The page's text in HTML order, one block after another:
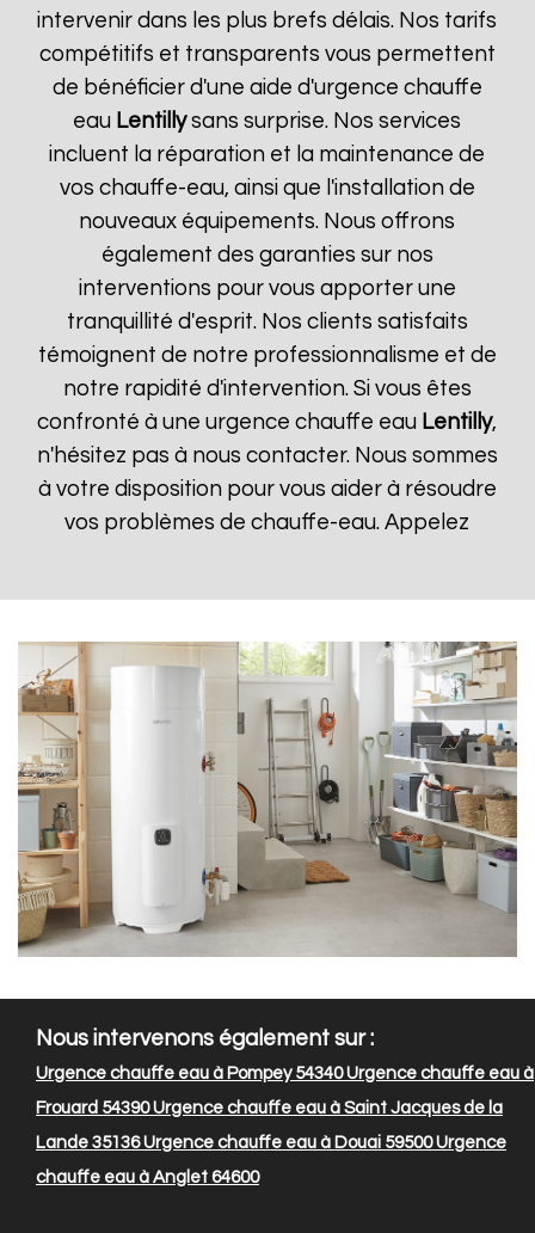
intervenir dans les plus brefs délais. Nos tarifs
compétitifs et transparents vous permettent
de bénéficier d'une aide d'urgence chauffe
eau Lentillysans surprise. Nos services
incluent la réparation et la maintenance de
vos chauffe-eau, ainsi que l'installation de
nouveaux équipements. Nous offrons
également des garanties sur nos
interventions pour vous apporter une
tranquillité d'esprit. Nos clients satisfaits
témoignent de notre professionnalisme et de
notre rapidité d'intervention. Si vous êtes
confronté à une urgence chauffe eau Lentilly,
n'hésitez pas à nous contacter. Nous sommes
à votre disposition pour vous aider à résoudre
vos problèmes de chauffe-eau. Appelez
Nous intervenons également sur :
Urgence chauffe eau à Pompey 54340Urgence chauffe eau à
Frouard 54390Urgence chauffe eau à Saint Jacques de la
Lande 35136Urgence chauffe eau à Douai 59500Urgence
chauffe eau à Anglet 64600